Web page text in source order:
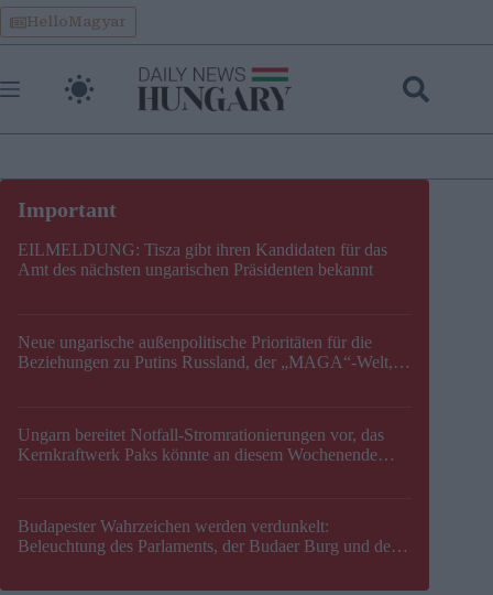
Skip
to
content
HelloMagyar
EILMELDUNG: Tisza gibt ihren Kandidaten für das
Amt des nächsten ungarischen Präsidenten bekannt
Neue ungarische außenpolitische Prioritäten für die
Beziehungen zu Putins Russland, der „MAGA“-Welt,
Ungarn bereitet Notfall-Stromrationierungen vor, das
Kernkraftwerk Paks könnte an diesem Wochenende
Budapester Wahrzeichen werden verdunkelt:
Beleuchtung des Parlaments, der Budaer Burg und der